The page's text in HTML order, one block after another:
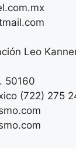
Leo
50160
(722) 275